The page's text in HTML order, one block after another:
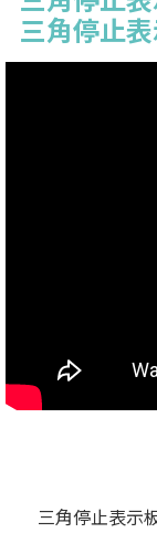
三角停止
三角停止表示